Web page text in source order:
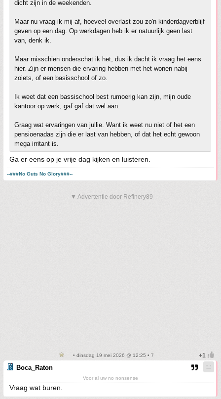
dicht zijn in de weekenden.
Maar nu vraag ik mij af, hoeveel overlast zou zo'n kinderdagverblijf
geven op een dag. Op werkdagen heb ik er natuurlijk geen last
van, denk ik.
Maar misschien onderschat ik het, dus ik dacht ik vraag het eens
hier. Zijn er mensen die ervaring hebben met het wonen nabij
zoiets, of een basisschool of zo.
Ik weet dat een bassischool best rumoerig kan zijn, mijn oude
kantoor op werk, gaf gaf dat wel aan.
Graag wat ervaringen van jullie. Want ik weet nu niet of het een
pensioenadas zijn die er last van hebben, of dat het echt gewoon
mega irritant is.
Ga er eens op je vrije dag kijken en luisteren.
--###No Guts No Glory###--
▼ Advertentie door Refinery89
• dinsdag 19 mei 2026 @ 12:25 • 7
Boca_Raton
Voor al uw no nonsense
Vraag wat buren.